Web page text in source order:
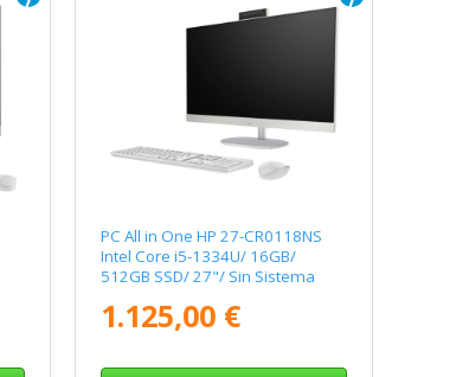
PC All in One HP 27-CR0118NS
Intel Core i5-1334U/ 16GB/
512GB SSD/ 27"/ Sin Sistema
1.125,00 €